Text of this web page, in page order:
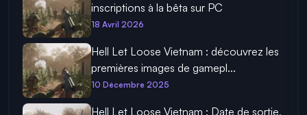
inscriptions à la bêta sur PC
18 Avril 2026
Hell Let Loose Vietnam : découvrez les
premières images de gamepl...
10 Décembre 2025
Hell Let Loose Vietnam : Date de sortie,